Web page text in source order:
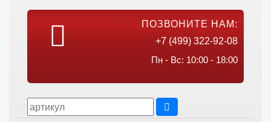
ПОЗВОНИТЕ НАМ:
+7 (499) 322-92-08
Пн - Вс: 10:00 - 18:00